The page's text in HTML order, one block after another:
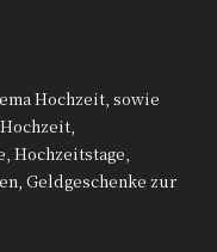
Hochzeit, sowie
Hochzeitstage,
Geldgeschenke zur